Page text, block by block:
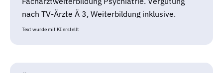
nach TV-Ärzte Ä 3, Weiterbildung inklusive.
Text wurde mit KI erstellt